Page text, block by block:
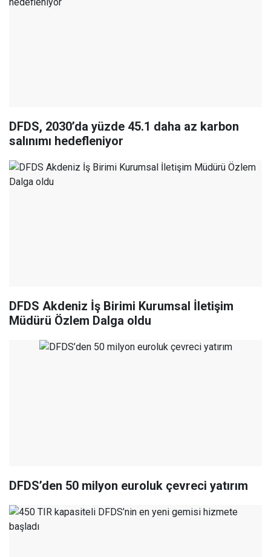
DFDS, 2030’da yüzde 45.1 daha az karbon
salınımı hedefleniyor
DFDS Akdeniz İş Birimi Kurumsal İletişim
Müdürü Özlem Dalga oldu
DFDS’den 50 milyon euroluk çevreci yatırım